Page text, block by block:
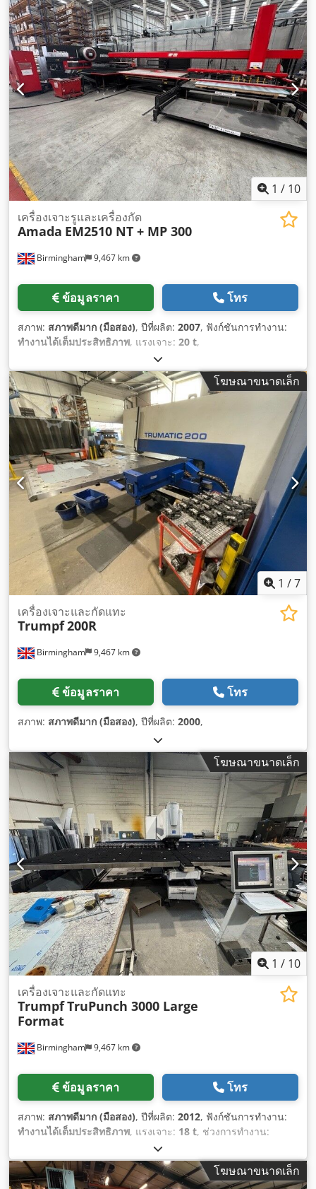
1 / 10
Birmingham 9,467 km
เครื่องเจาะรูและเครื่องกัด
Amada EM2510 NT + MP 300
ข้อมูลราคา โทร
สภาพ: สภาพดีมาก (มือสอง), ปีที่ผลิต: 2007, ฟังก์ชันการทำงาน:
ทำงานได้เต็มประสิทธิภาพ, แรงเจาะ: 20 t,
โฆษณาขนาดเล็ก
1 /7
Birmingham 9,467 km
เครื่องเจาะและกัดแทะ
Trumpf200R
ข้อมูลราคา โทร
สภาพ: สภาพดีมาก (มือสอง), ปีที่ผลิต: 2000,
โฆษณาขนาดเล็ก
1 / 10
Birmingham 9,467 km
เครื่องเจาะและกัดแทะ
TrumpfTruPunch 3000 Large
Format
ข้อมูลราคา โทร
สภาพ: สภาพดีมาก (มือสอง), ปีที่ผลิต: 2012, ฟังก์ชันการทำงาน:
ทำงานได้เต็มประสิทธิภาพ, แรงเจาะ: 18 t, ช่วงการทำงาน:
, ระยะเคลื่อนที่แกน X:
แกน Y:1,600 มม,
โฆษณาขนาดเล็ก